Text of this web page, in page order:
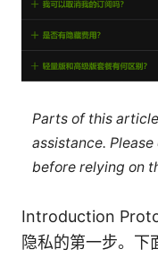
Parts of this
assistance.
before relying on
Introduction
隐私的第一步。下